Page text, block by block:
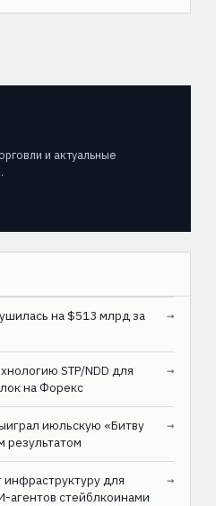
и актуальные
на $513 млрд за
→
STP/NDD для
на Форекс
→
июльскую «Битву
результатом
→
инфраструктуру для
агентов стейблкоинами
→